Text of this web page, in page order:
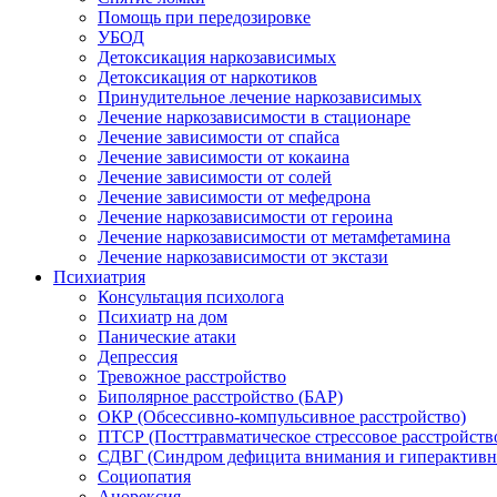
Помощь при передозировке
УБОД
Детоксикация наркозависимых
Детоксикация от наркотиков
Принудительное лечение наркозависимых
Лечение наркозависимости в стационаре
Лечение зависимости от спайса
Лечение зависимости от кокаина
Лечение зависимости от солей
Лечение зависимости от мефедрона
Лечение наркозависимости от героина
Лечение наркозависимости от метамфетамина
Лечение наркозависимости от экстази
Психиатрия
Консультация психолога
Психиатр на дом
Панические атаки
Депрессия
Тревожное расстройство
Биполярное расстройство (БАР)
ОКР (Обсессивно-компульсивное расстройство)
ПТСР (Посттравматическое стрессовое
СДВГ (Синдром дефицита внимания и
Социопатия